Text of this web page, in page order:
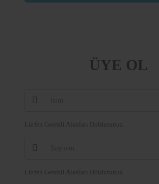
ÜYE OL
Lütfen Gerekli Alanları Doldurunuz.
Lütfen Gerekli Alanları Doldurunuz.